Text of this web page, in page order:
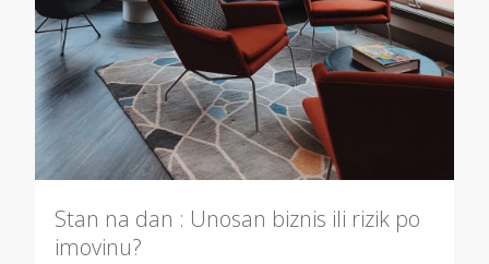
Stan na dan : Unosan biznis ili rizik po
imovinu?